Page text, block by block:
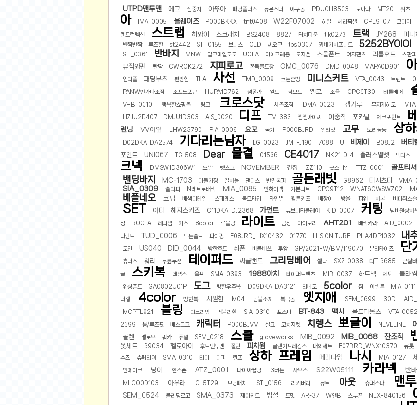
랜덤 글 보기
알뜰 쇼핑
해외쇼핑
패션 의류
특가 휴대폰
오프라인 특가
인증샷
맛집 인증샷
먹거리 인증샷
쇼핑 인증샷
그림 인증샷
뽑기 인증샷
여행 인증샷
디지털 기기 인증샷
소프트웨어 인증샷
공연 인증샷
요리 인증샷
암호화폐
코인원(Coinone)
바이낸스(Binance)
바이비트(Bybit)
UTPD맨투맨 에그 삼중지 아뚜아 패딩플러스 뉴몬스터 야구공 PDUCH8503 모아나 MT20 위츠
아
IMA_0005 올웨이즈 P000BKKX tnt0408 W22F07002 히알 체리픽셀 CPL9T07 고미아
렌드컬렉션 스트랩 하와이 스크래치 BS2408 8827 터치다운 tjk0273 트랙 JY268 미니
반짝반짝
루즈한 st2442 STI_0155 보니스 OLD 씨오큐 tps0307 꽈배기하프니트 5252BYOIOI
SEI_0361
반바지 MNW 밀크마일로로 UCLA 아이크레용 모자쓴 스몰폰트 여자팬츠 리틀후드 스판
뮤직와펜 빤딱 CWROK272 지피로고 쫀득몰드창 OMC_0076 DMD_0048 MAPA0D901
인디플 패딩부츠 편안함 TLA 사선 TMD_0009 코튼혼방 미니스커트 VTA_0043 트렌트
PANW반가다조직 소프트포근 HUPA1D762 웜폴라 원드 퀵보드 옐로 소율 CPG9T30 비틀베어
VHB_0010 행복한쇼핑몰 링크 크로스닷 사골조직 DMA_0023 캥거루 무지개히로
HZJU2D407 DMJU1D303 AIS_0020 디프 TM-383 엠엠아이씨 이중직 포카닐 체크포인트
런닝
VV아잎 LHW23790 PIA_0008 요꼬 국기 P000BJRD 얼티밋 고무 토리동동 상하
D02DKA_DA2574 기다리는남자 LG_0023 JMT-J190 7088 U 비제이 B08J2 버티
포인트
UNI067 TG-508 Dear 물결 01536 CE4017 NK21-O-4 플러스벨벳 맥티스
크넥
DMSW1D306W1 오발 렛츠고 NOVEMBER 견장 ZZ110 굿스마일 TTZ_0001 골프티
밴딩바지 MC-1703 미들기장 갈하늘 댄디스 반팔롬퍼 골든래빗 G8962 티셔츠티
SIA_0309 슬리피 N레트로배색 MIA_0085 반하이넥 기본니트 CPG9T12 WNAT6OWSWZ02
베플네오 코팅 배색디테일 스페레스 옴므타입 라인별 윌튼키즈 베짱이 방울 파워 하본 버디쥐스
SET 아티 헤지스키즈 C11DKA_DJ2368 가먼트 뉴보니타플레어 KID_0007 커팅 넘버원상하
정 ROOTA 레니엄 키스 8color 루블랑 라이트 금장 아이보리 AHT201 배색카라 AID_0002
다난드 TUD_0006 투톤솔드 파이핑 E08JRD_HIX10432 01770 H-SIGNITURE PHA4DP1032 내
로민 US040 DID_0044 방한후드 쉬폰 버블배쓰 루앙 GP/2021FW/BM/119070 분리타이즈 단
츄러스 워리 무릎쿠션 테이퍼드 써클밴드 그리팅베어 셀라 SXZ-0038 티T-6685 군살
글 스키복 데영스 울프 SMA_0393 1988아치 테이퍼드팬츠 MIB_0037 하트넥 제딘 블라썸
워싱폰트 GA0802U01P 도그 방한우주복 D09DKA_DA3121 리베로 5color 짐 아셀론 MIA_0111
러멜 4color 방한복 시원한 M04 덤블조끼 북극곰 엣지애 SEM_0699 30D
MCPTL921 블링 리크리앙 러블리한 SIA_0310 포스터 BT-843 맥시 몰드디몽스 VTA_0052
2399 봄/루즈핏 베스트고 캐릭터 P000BJVM 실크 코치자켓 치렝스 뽀글이 NEVELINE
콜렌
멜로우 쿼카 쥬얼 SEM_0218 스쿨 gloveworks MIB_0092 MIB_0068 잔조직
옷세트
69034 헬로아이 후드맨투맨 폴딘 피치웜 골덴기모레깅스 내의세트 E07BRD_WNX10370 큐롯
슈즈
슈페리어 SMA_0310 티미 디피 린프 상하 프레임 메리타임 나시 MIA_0127
반에이크 냥이 한스푼 ATZ_0001 다이아퀼팅 3버튼 사우스 S22W05111 카라넥 반
MLCO0D103 아우라 CL5T29 모닝패치 STI_0156 리커버리 뮤트 아웃 슈퍼스타 맨
SEM_0524 블리딩로고 SMA_0373 제이키드 빙설 토밋 AR-37 W앤B 스누픈 NLXF840156
경조사용 검정색 사계절 스판 정장 수트 - 원팡
원할머니 명품 육개장 600g 10팩 - 원팡
BEELINK 비링크 EQR6 ADM R7-7735HS 미니PC 컴퓨터 베어본 [ 1 ] - 원팡
수박바 제로 스크류바 제로 죠스바 제로 각 10개씩 30개 - 원팡
AJAZZ AK35I V3 무선 기계식 키보드 멀티 노브 104키 풀배열